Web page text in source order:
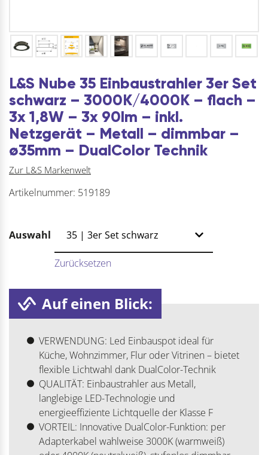
L&S Nube 35 Einbaustrahler 3er Set
schwarz – 3000K/4000K – flach –
3x 1,8W – 3x 90lm – inkl.
Netzgerät – Metall – dimmbar –
ø35mm – DualColor Technik
Zur L&S Markenwelt
Artikelnummer: 519189
Auswahl
Zurücksetzen
Auf einen Blick:
VERWENDUNG: Led Einbauspot ideal für
Küche, Wohnzimmer, Flur oder Vitrinen – bietet
flexible Lichtwahl dank DualColor-Technik
QUALITÄT: Einbaustrahler aus Metall,
langlebige LED-Technologie und
energieeffiziente Lichtquelle der Klasse F
VORTEIL: Innovative DualColor-Funktion: per
Adapterkabel wahlweise 3000K (warmweiß)